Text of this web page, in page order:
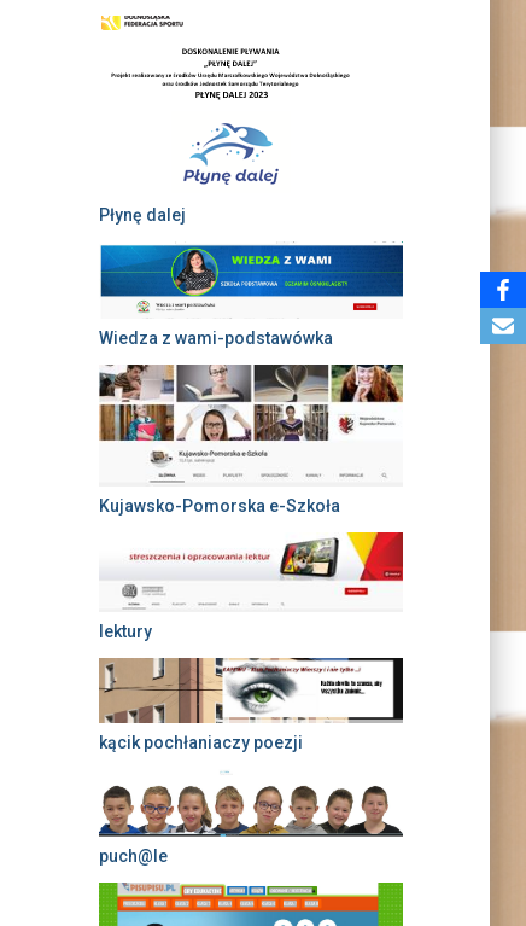
Płynę dalej
Wiedza z wami-podstawówka
Kujawsko-Pomorska e-Szkoła
lektury
kącik pochłaniaczy poezji
puch@le